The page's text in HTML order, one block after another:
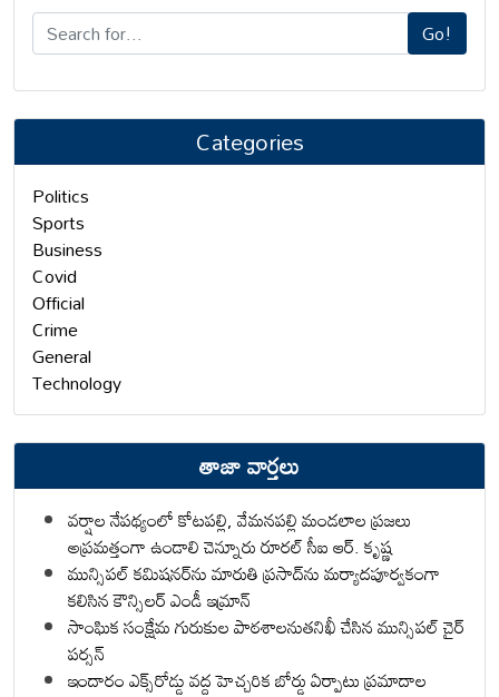
Go!
Categories
Politics
Sports
Business
Covid
Official
Crime
General
Technology
తాజా వార్తలు
వర్షాల నేపథ్యంలో కోటపల్లి, వేమనపల్లి మండలాల ప్రజలు
అప్రమత్తంగా ఉండాలి చెన్నూరు రూరల్ సీఐ ఆర్. కృష్ణ
మున్సిపల్ కమిషనర్‌ను మారుతి ప్రసాద్‌ను మర్యాదపూర్వకంగా
కలిసిన కౌన్సిలర్ ఎండీ ఇమ్రాన్ ​
సాంఘిక సంక్షేమ గురుకుల పాఠశాలనుతనిఖీ చేసిన మున్సిపల్ చైర్
పర్సన్
ఇందారం ఎక్స్‌రోడ్డు వద్ద హెచ్చరిక బోర్డు ఏర్పాటు ప్రమాదాల